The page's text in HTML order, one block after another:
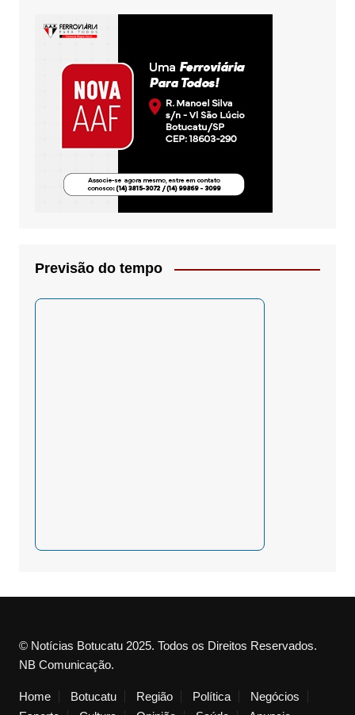
Previsão do tempo
© Notícias Botucatu 2025. Todos os Direitos Reservados.
NB Comunicação.
Home Botucatu Região Política
Negócios